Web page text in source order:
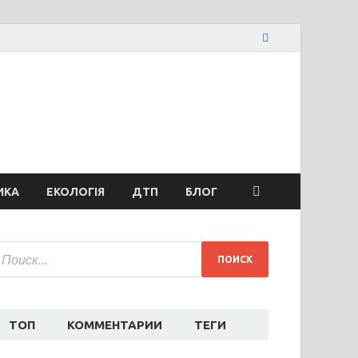
ЕКОЛОГІЯ ДТП БЛОГ
ТОП КОММЕНТАРИИ ТЕГИ